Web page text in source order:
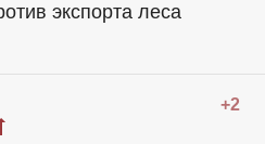
экспорта леса
+2